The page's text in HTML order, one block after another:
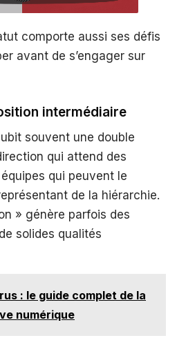
comporte aussi ses défis
avant de s’engager sur
intermédiaire
souvent une double
qui attend des
qui peuvent le
de la hiérarchie.
» génère parfois des
solides qualités
: le guide complet de la
numérique